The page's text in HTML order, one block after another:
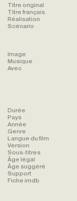
Titre original
Titre français
Réalisation
Scénario
Image
Musique
Avec
Durée
Pays
Année
Genre
Langue du film
Version
Sous-titres
Âge légal
Âge suggéré
Support
Fiche imdb